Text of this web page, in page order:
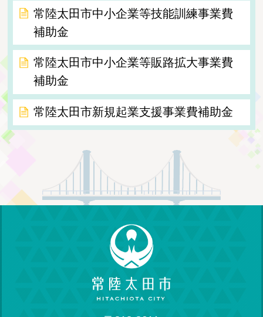
常陸太田市中小企業等技能訓練事業費
補助金
常陸太田市中小企業等販路拡大事業費
補助金
常陸太田市新規起業支援事業費補助金